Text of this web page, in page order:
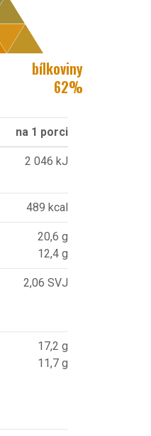
bílkoviny
62%
na 1 porci
2 046 kJ
489 kcal
20,6 g
12,4 g
2,06 SVJ
17,2 g
11,7 g